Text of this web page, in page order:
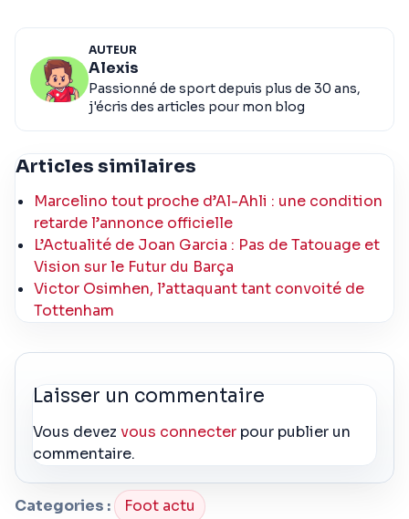
AUTEUR
Alexis
Passionné de sport depuis plus de 30 ans,
j'écris des articles pour mon blog
Articles similaires
Marcelino tout proche d’Al-Ahli : une condition
retarde l’annonce officielle
L’Actualité de Joan Garcia : Pas de Tatouage et
Vision sur le Futur du Barça
Victor Osimhen, l’attaquant tant convoité de
Tottenham
Laisser un commentaire
Vous devezvous connecter pour publier un
commentaire.
Categories : Foot actu